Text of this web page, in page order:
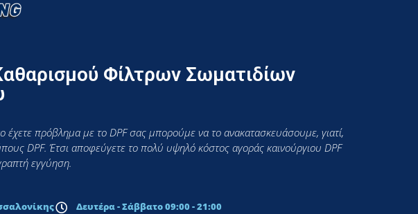
Φίλτρων Σωματιδίων
πρόβλημα με το DPF σας μπορούμε να το ανακατασκευάσουμε, γιατί,
DPF. Έτσι αποφεύγετε το πολύ υψηλό κόστος αγοράς καινούργιου DPF
εγγύηση.
Δευτέρα - Σάββατο 09:00 - 21:00